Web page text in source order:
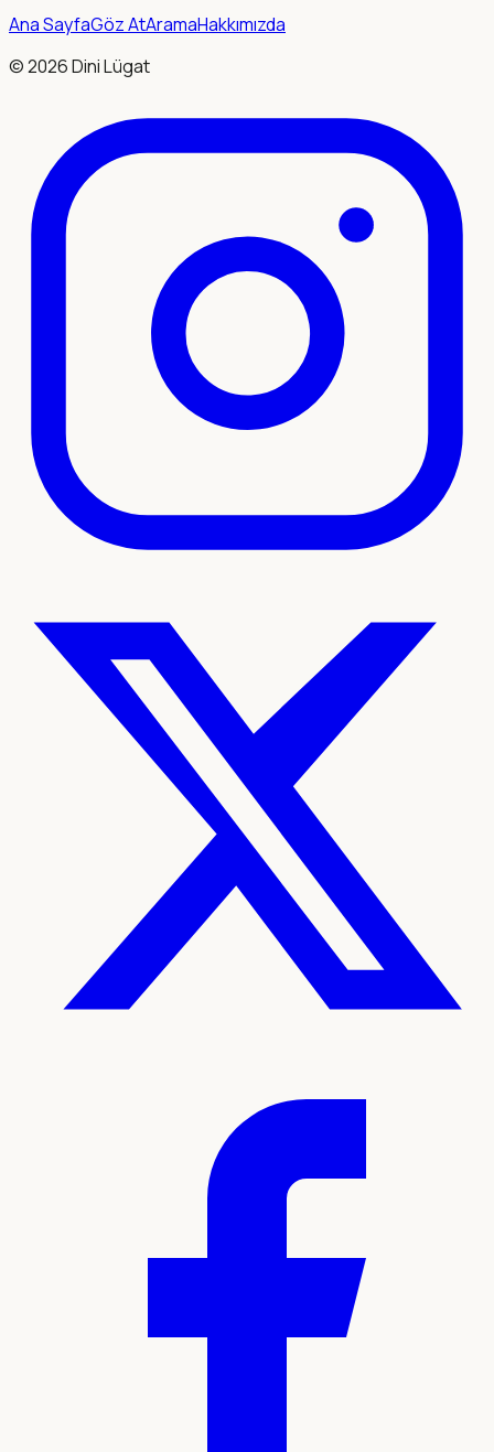
Ana SayfaGöz AtAramaHakkımızda
©2026Dini Lügat